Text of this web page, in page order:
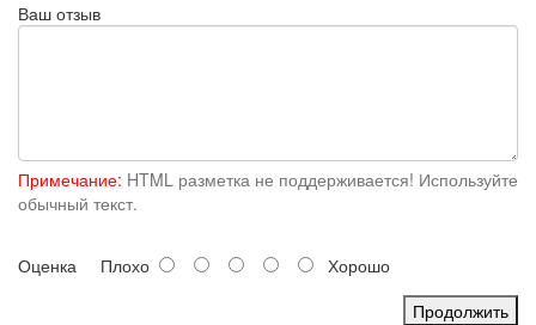
Ваш отзыв
Примечание: HTML разметка не поддерживается! Используйте
обычный текст.
Оценка Плохо
Хорошо
Продолжить